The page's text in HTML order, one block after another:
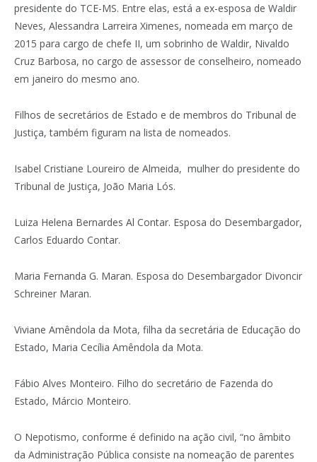
presidente do TCE-MS. Entre elas, está a ex-esposa de Waldir
Neves, Alessandra Larreira Ximenes, nomeada em março de
2015 para cargo de chefe II, um sobrinho de Waldir, Nivaldo
Cruz Barbosa, no cargo de assessor de conselheiro, nomeado
em janeiro do mesmo ano.
Filhos de secretários de Estado e de membros do Tribunal de
Justiça, também figuram na lista de nomeados.
Isabel Cristiane Loureiro de Almeida, mulher do presidente do
Tribunal de Justiça, João Maria Lós.
Luiza Helena Bernardes Al Contar. Esposa do Desembargador,
Carlos Eduardo Contar.
Maria Fernanda G. Maran. Esposa do Desembargador Divoncir
Schreiner Maran.
Viviane Amêndola da Mota, filha da secretária de Educação do
Estado, Maria Cecília Amêndola da Mota.
Fábio Alves Monteiro. Filho do secretário de Fazenda do
Estado, Márcio Monteiro.
O Nepotismo, conforme é definido na ação civil, “no âmbito
da Administração Pública consiste na nomeação de parentes